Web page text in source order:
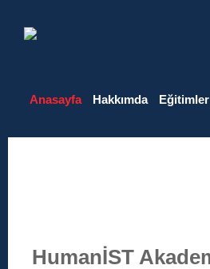
Anasayfa Hakkımda Eğitimler
HumanİST